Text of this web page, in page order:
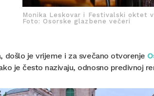
Monika Leskovar i Festivalski oktet
Foto: Osorske glazbene večeri
došlo je vrijeme i za svečano otvorenje
je često nazivaju, odnosno predivnoj